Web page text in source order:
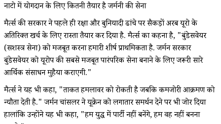
नाटो में योगदान के लिए कितनी तैयार है जर्मनी की सेना
मैर्त्स की सरकार ने पहले ही रक्षा और बुनियादी ढांचे पर सैकड़ों अरब यूरो के
अतिरिक्त खर्च के लिए रास्ता तैयार कर दिया है. मैर्त्स का कहना है, "बुंडेसवेयर
(सशस्त्र सेना) को मजबूत करना हमारी शीर्ष प्राथमिकता है. जर्मन सरकार
बुंडेसवेयर को यूरोप की सबसे मजबूत पारंपरिक सेना बनाने के लिए जरूरी सारे
आर्थिक संसाधन मुहैया कराएगी."
मैर्त्स ने यह भी कहा, "ताकत हमलावर को रोकती है जबकि कमजोरी आक्रमण को
न्यौता देती है." जर्मन चांसलर ने यूक्रेन को लगातार समर्थन देने पर भी जोर दिया
हालांकि उन्होंने यह भी कहा, "हम युद्ध में पार्टी नहीं बनेंगे, हम वह नहीं बनना